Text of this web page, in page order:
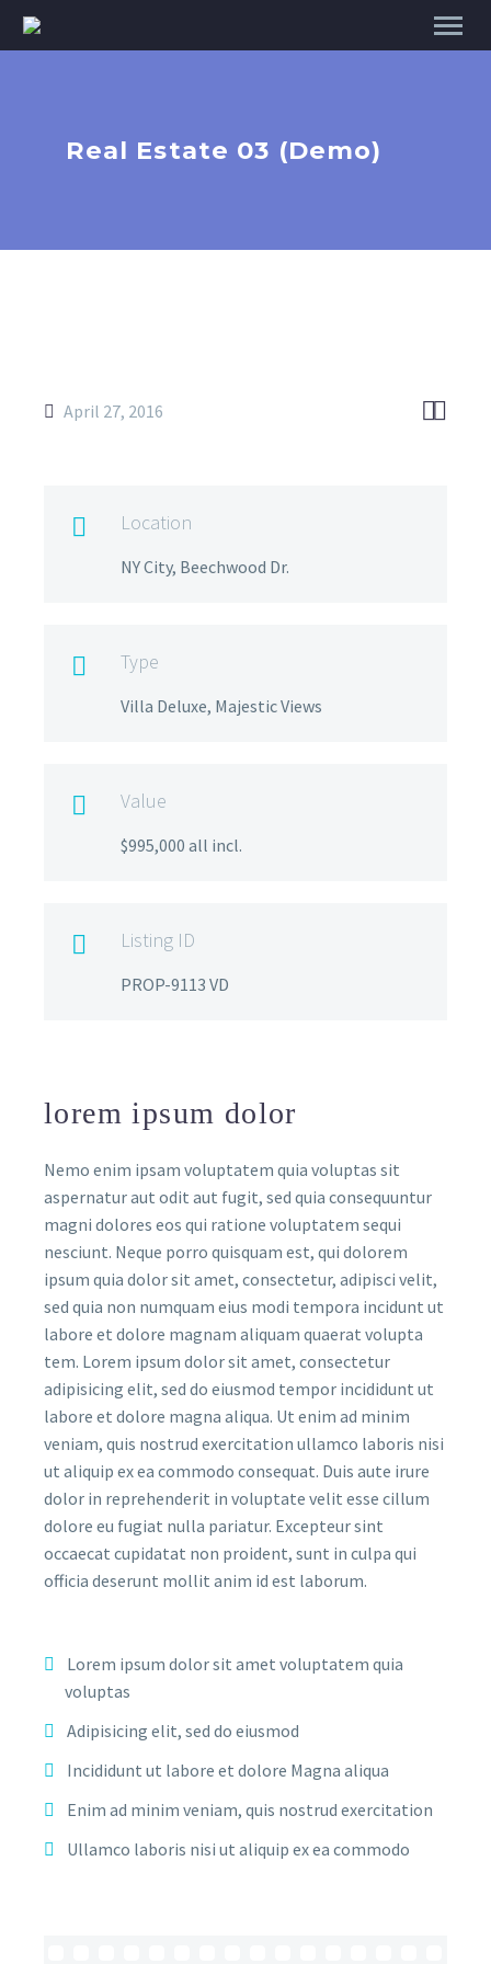
Real Estate 03 (Demo)

April 27, 2016
 Location
NY City, Beechwood Dr.
 Type
Villa Deluxe, Majestic Views
 Value
$995,000 all incl.
 Listing ID
PROP-9113 VD
lorem ipsum dolor
Nemo enim ipsam voluptatem quia voluptas sit
aspernatur aut odit aut fugit, sed quia consequuntur
magni dolores eos qui ratione voluptatem sequi
nesciunt. Neque porro quisquam est, qui dolorem
ipsum quia dolor sit amet, consectetur, adipisci velit,
sed quia non numquam eius modi tempora incidunt ut
labore et dolore magnam aliquam quaerat volupta
tem. Lorem ipsum dolor sit amet, consectetur
adipisicing elit, sed do eiusmod tempor incididunt ut
labore et dolore magna aliqua. Ut enim ad minim
veniam, quis nostrud exercitation ullamco laboris nisi
ut aliquip ex ea commodo consequat. Duis aute irure
dolor in reprehenderit in voluptate velit esse cillum
dolore eu fugiat nulla pariatur. Excepteur sint
occaecat cupidatat non proident, sunt in culpa qui
officia deserunt mollit anim id est laborum.
Lorem ipsum dolor sit amet voluptatem quia
voluptas
Adipisicing elit, sed do eiusmod
Incididunt ut labore et dolore Magna aliqua
Enim ad minim veniam, quis nostrud exercitation
Ullamco laboris nisi ut aliquip ex ea commodo